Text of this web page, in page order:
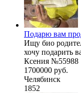
Подарю вам
Ищу био
хочу подарить
Ксения №55988
1700000 руб.
Челябинск
1852